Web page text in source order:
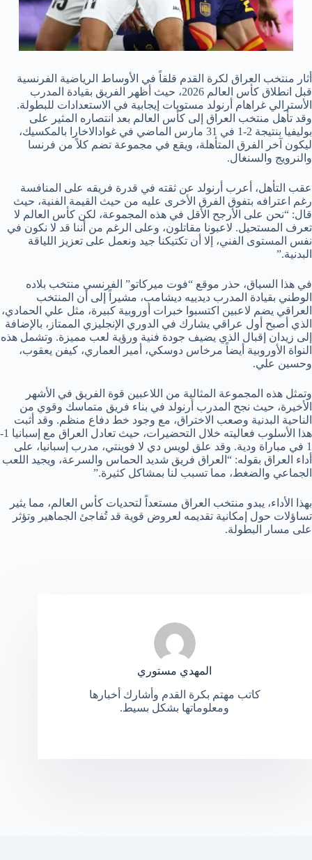
أثار منتخب العراق لكرة القدم قلقاً في الأوساط الرياضية الفرنسية
قبل انطلاق كأس العالم 2026، حيث أظهر الفريق بقيادة المدرب
الأسترالي غراهام أرنولد مستويات إيجابية في الاستعدادات للبطولة.
وقد تأهل منتخب العراق إلى كأس العالم بعد انتصاره المثير على
بوليفيا بنتيجة 2-1 في 31 مارس الماضي في غوادالاخارا بالمكسيك،
ليكون آخر الفرق المتأهلة، ويقع في مجموعة تضم كلاً من فرنسا
والنرويج والسنغال.
عقب التأهل، أعرب أرنولد عن ثقته في قدرة فريقه على المنافسة
رغم اعترافه بتفوق الفرق الأخرى عليه من حيث القيمة الفنية، حيث
قال: “نحن على الأرجح الأقل في هذه المجموعة، لكن كأس العالم لا
تعرف المستحيل. لاعبونا مقاتلون، وعلى الرغم من أننا قد لا نكون في
نفس المستوى الفني، إلا أن تكتيكنا جيد ونعمل على تعزيز اللياقة
البدنية.”
في هذا السياق، حذر موقع “فوت ميركاتو” الفرنسي منتخب بلاده
الوطني بقيادة المدرب ديدييه ديشامب، مشيراً إلى أن المنتخب
العراقي يضم لاعبين اكتسبوا خبرات أوروبية كبيرة، مثل علي الحمادي،
الذي أصبح أول عراقي يشارك في الدوري الإنجليزي الممتاز، بالإضافة
إلى زيدان إقبال الذي يضيف جودة فنية ورؤية لعب مميزة. وتشمل هذه
النواة الأوروبية أيضاً مرخاس دوسكي، أمير العماري، كيفن يعقوب،
وحسين علي.
وتمثل هذه المجموعة المثالية من اللاعبين قوة الفريق في الأشهر
الأخيرة، حيث نجح المدرب أرنولد في بناء فريق متماسك وقوي من
الناحية البدنية وصعب الاختراق، مع وجود خط دفاع منظم. وقد أثبت
هذا الأسلوب فعاليته خلال التحضيرات، حيث تعادل العراق مع إسبانيا 1-
1 في مباراة ودية. وقد علق لويس دي لا فوينتي، مدرب إسبانيا، على
أداء العراق بقوله: “العراق فريق شديد الحماس والسرعة، ويجيد اللعب
الجماعي والضغط، مما تسبب لنا بمشاكل كثيرة.”
بهذا الأداء، يبدو منتخب العراق مستعداً لتحديات كأس العالم، مما يثير
تساؤلات حول إمكانية تقديمه لعروض قوية قد تُفاجئ الجماهير وتؤثر
على مسار البطولة.
المهدي مستوري
كاتب مهتم بكرة القدم وأشارك أخبارها
ومعلوماتها بشكل بسيط.